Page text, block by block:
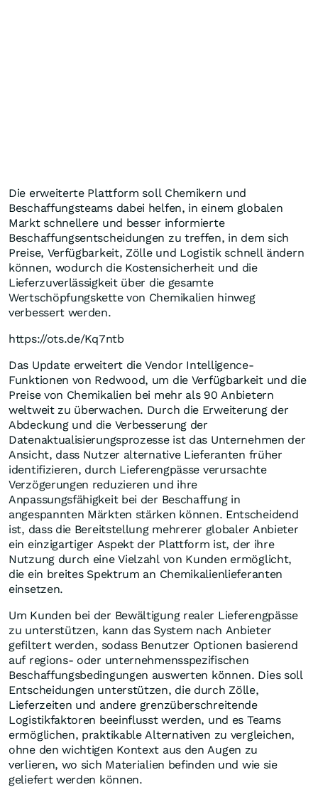
Die erweiterte Plattform soll Chemikern und
Beschaffungsteams dabei helfen, in einem globalen
Markt schnellere und besser informierte
Beschaffungsentscheidungen zu treffen, in dem sich
Preise, Verfügbarkeit, Zölle und Logistik schnell ändern
können, wodurch die Kostensicherheit und die
Lieferzuverlässigkeit über die gesamte
Wertschöpfungskette von Chemikalien hinweg
verbessert werden.
https://ots.de/Kq7ntb
Das Update erweitert die Vendor Intelligence-
Funktionen von Redwood, um die Verfügbarkeit und die
Preise von Chemikalien bei mehr als 90 Anbietern
weltweit zu überwachen. Durch die Erweiterung der
Abdeckung und die Verbesserung der
Datenaktualisierungsprozesse ist das Unternehmen der
Ansicht, dass Nutzer alternative Lieferanten früher
identifizieren, durch Lieferengpässe verursachte
Verzögerungen reduzieren und ihre
Anpassungsfähigkeit bei der Beschaffung in
angespannten Märkten stärken können. Entscheidend
ist, dass die Bereitstellung mehrerer globaler Anbieter
ein einzigartiger Aspekt der Plattform ist, der ihre
Nutzung durch eine Vielzahl von Kunden ermöglicht,
die ein breites Spektrum an Chemikalienlieferanten
einsetzen.
Um Kunden bei der Bewältigung realer Lieferengpässe
zu unterstützen, kann das System nach Anbieter
gefiltert werden, sodass Benutzer Optionen basierend
auf regions- oder unternehmensspezifischen
Beschaffungsbedingungen auswerten können. Dies soll
Entscheidungen unterstützen, die durch Zölle,
Lieferzeiten und andere grenzüberschreitende
Logistikfaktoren beeinflusst werden, und es Teams
ermöglichen, praktikable Alternativen zu vergleichen,
ohne den wichtigen Kontext aus den Augen zu
verlieren, wo sich Materialien befinden und wie sie
geliefert werden können.